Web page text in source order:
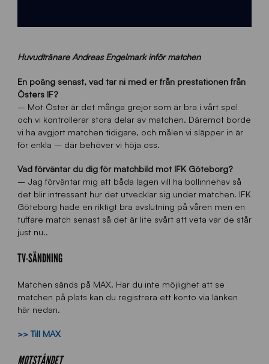
Huvudtränare Andreas Engelmark inför matchen
En poäng senast, vad tar ni med er från prestationen från
Östers IF?
– Mot Öster är det många grejor som är bra i vårt spel
och vi kontrollerar stora delar av matchen. Däremot borde
vi ha avgjort matchen tidigare, och målen vi släpper in är
för enkla – där behöver vi höja oss.
Vad förväntar du dig för matchbild mot IFK Göteborg?
– Jag förväntar mig att båda lagen vill ha bollinnehav så
det blir intressant hur det utvecklar sig under matchen. IFK
Göteborg hade en riktigt bra avslutning på våren men en
tuffare match senast så det är lite svårt att veta var de står
just nu..
TV-SÄNDNING
Matchen sänds på MAX. Har du inte möjlighet att se
matchen på plats kan du registrera ett konto via länken
här nedan.
>> Till MAX
MOTSTÅNDET